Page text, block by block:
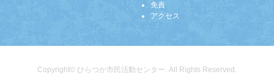
免責
アクセス
Copyright© ひらつか市民活動センター. All Rights Reserved.